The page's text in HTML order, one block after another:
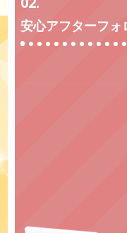
安心アフターフ